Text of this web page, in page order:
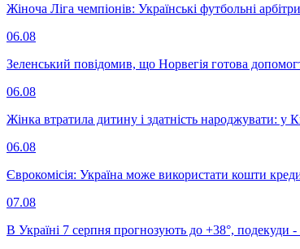
Жіноча Ліга чемпіонів: Українські футбольні
06.08
Зеленський повідомив, що Норвегія готова
06.08
Жінка втратила дитину і здатність народжувати: у
06.08
Єврокомісія: Україна може використати кошти
07.08
В Україні 7 серпня прогнозують до +38°, подекуди -